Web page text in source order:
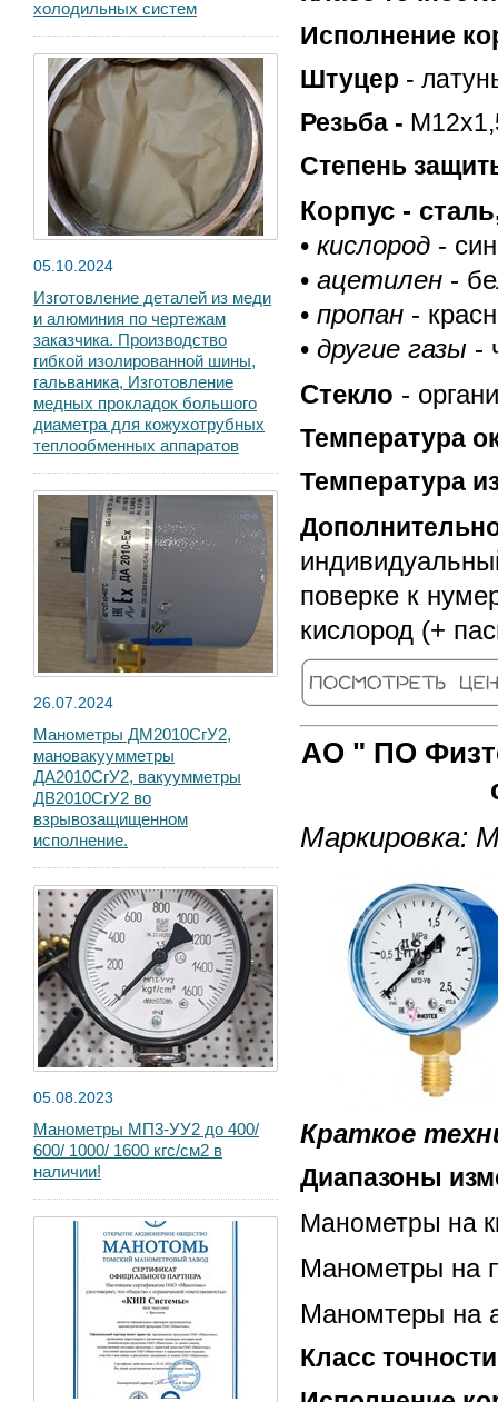
холодильных систем
05.10.2024
Изготовление деталей из меди
и алюминия по чертежам
заказчика. Производство
гибкой изолированной шины,
гальваника, Изготовление
медных прокладок большого
диаметра для кожухотрубных
теплообменных аппаратов
26.07.2024
Манометры ДМ2010СгУ2,
мановакуумметры
ДА2010СгУ2, вакуумметры
ДВ2010СгУ2 во
взрывозащищенном
исполнение.
05.08.2023
Манометры МП3-УУ2 до 400/
600/ 1000/ 1600 кгс/см2 в
наличии!
Исполнение
Штуцер -
Резьба -
Степень
Корпус -
• кислород -
• ацетилен -
• пропан -
• другие газы -
Стекло -
Температура
Температура
поверке к
кислород (+
АО " ПО
Маркировка:
Краткое
Диапазоны
Манометры на
Манометры на
Маномтеры на
Класс